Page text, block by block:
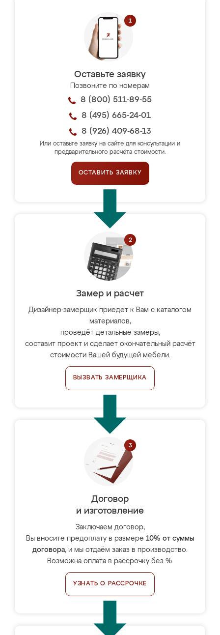
Оставьте заявку
Позвоните по номерам
8 (800) 511-89-55
8 (495) 665-24-01
8 (926) 409-68-13
Или оставьте заявку на сайте для консультации и
предварительного расчёта стоимости.
ОСТАВИТЬ ЗАЯВКУ
Замер и расчет
Дизайнер-замерщик приедет к Вам с каталогом
материалов,
проведёт детальные замеры,
составит проект и сделает окончательный расчёт
стоимости Вашей будущей мебели.
ВЫЗВАТЬ ЗАМЕРЩИКА
Договор
и изготовление
Заключаем договор,
Вы вносите предоплату в размере 10% от суммы
договора, и мы отдаём заказ в производство.
Возможна оплата в рассрочку без %.
УЗНАТЬ О РАССРОЧКЕ